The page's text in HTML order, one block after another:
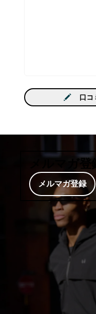
口コ
メルマガ登
メルマガ登録